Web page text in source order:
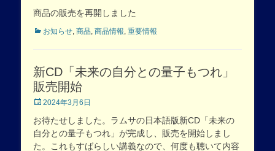
商品の販売を再開しました
Categories
お知らせ, 商品, 商品情報, 重要情報
新CD「未来の自分との量子もつれ」
販売開始
Posted
2024年3月6日
お待たせしました。ラムサの日本語版新CD「未来の
自分との量子もつれ」が完成し、販売を開始しまし
た。これもすばらしい講義なので、何度も聴いて内容